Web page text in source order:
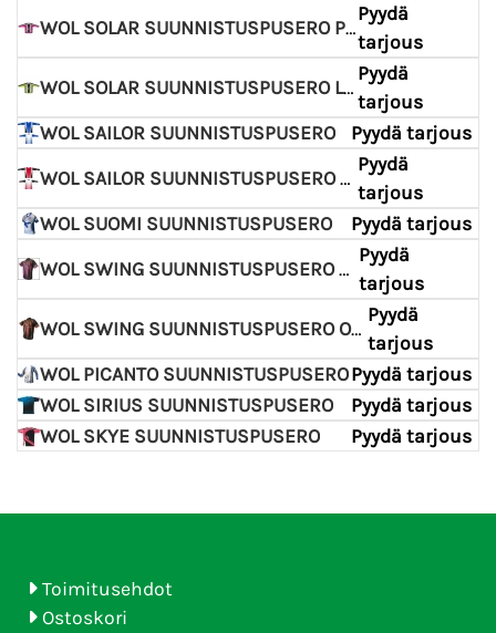
WOL SOLAR SUUNNISTUSPUSERO PINK
Pyydä
tarjous
WOL SOLAR SUUNNISTUSPUSERO LIME
Pyydä
tarjous
WOL SAILOR SUUNNISTUSPUSERO
Pyydä tarjous
WOL SAILOR SUUNNISTUSPUSERO PUN
Pyydä
tarjous
WOL SUOMI SUUNNISTUSPUSERO
Pyydä tarjous
WOL SWING SUUNNISTUSPUSERO PINK
Pyydä
tarjous
WOL SWING SUUNNISTUSPUSERO ORANSSI
Pyydä
tarjous
WOL PICANTO SUUNNISTUSPUSEROPyydä tarjous
WOL SIRIUS SUUNNISTUSPUSERO
Pyydä tarjous
WOL SKYE SUUNNISTUSPUSERO
Pyydä tarjous
Toimitusehdot
Ostoskori